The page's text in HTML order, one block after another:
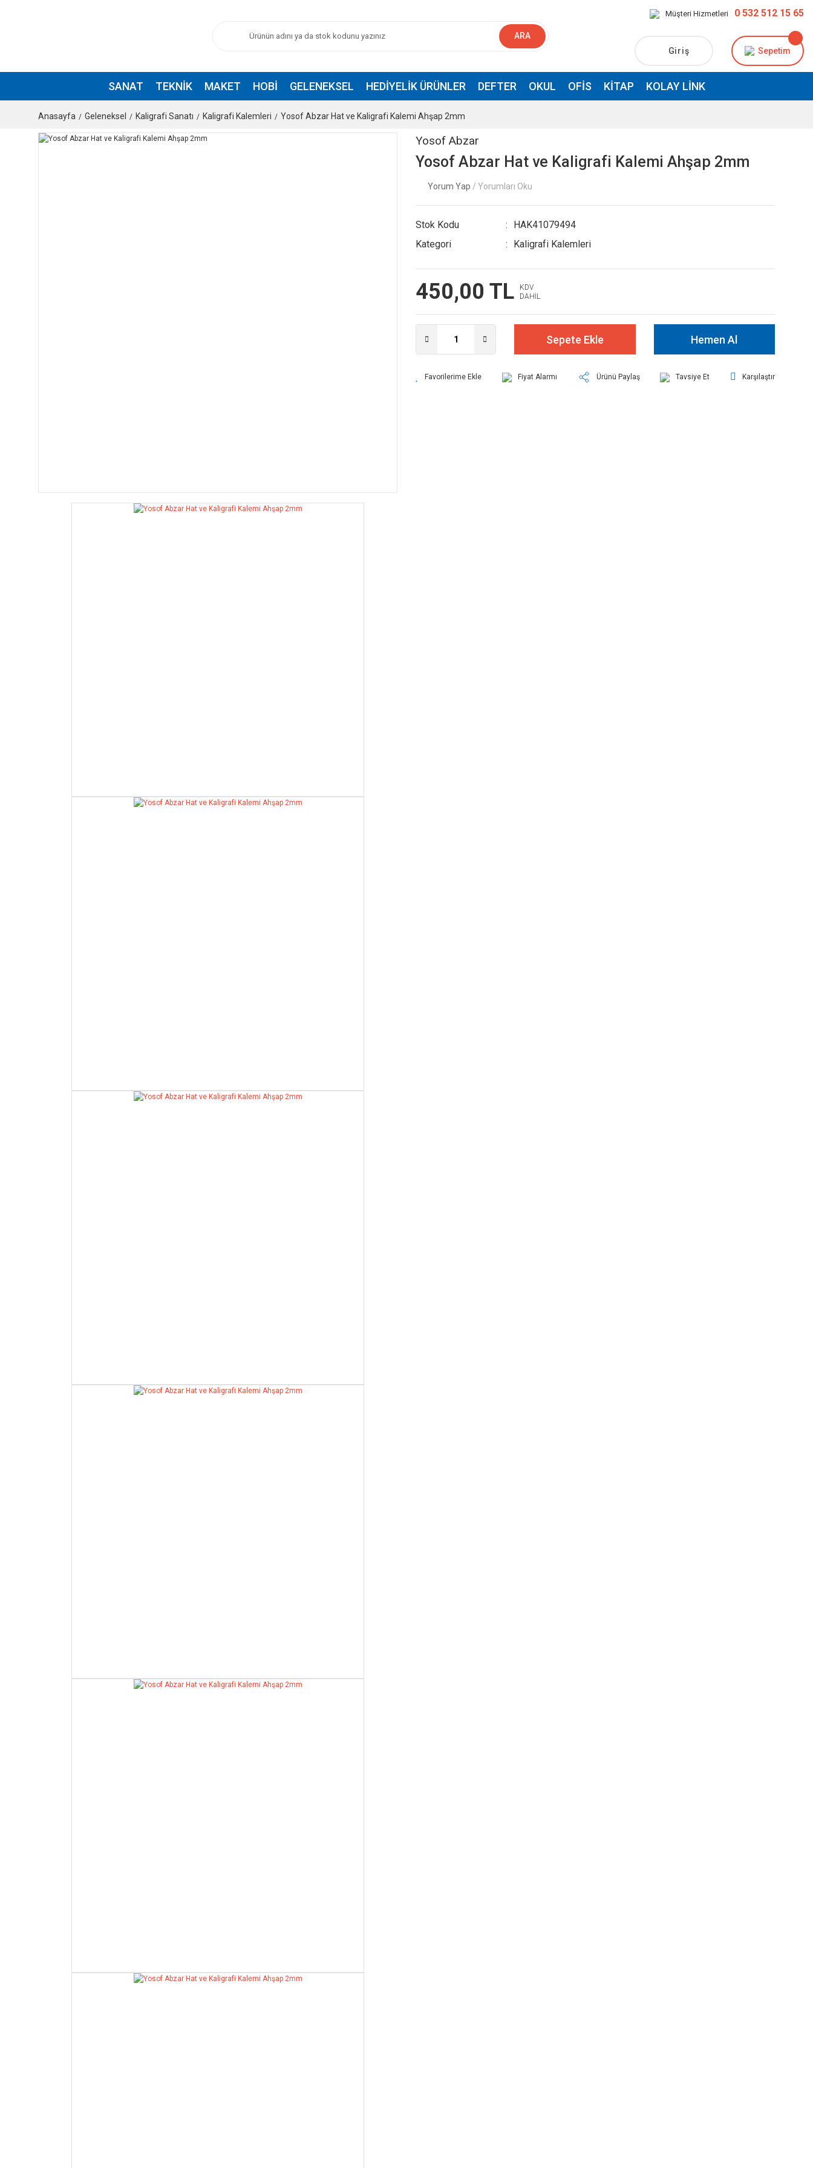
ARA
Müşteri Hizmetleri 0 532 512 15 65
Giriş Sepetim
SANAT TEKNIK MAKET HOBI GELENEKSEL HEDIYELIK ÜRÜNLER DEFTER OKUL OFIS KITAP KOLAY LINK
Anasayfa Geleneksel Kaligrafi Sanatı Kaligrafi Kalemleri Yosof Abzar Hat ve Kaligrafi Kalemi Ahşap 2mm
Yosof Abzar
Yosof Abzar Hat ve Kaligrafi Kalemi Ahşap 2mm
Yorum Yap / Yorumları Oku
Stok Kodu
HAK41079494
Kategori
Kaligrafi Kalemleri
450,00 TL
KDV
DAHİL
Sepete Ekle Hemen Al
Fiyat Alarmı Ürünü Paylaş Tavsiye Et Karşılaştır